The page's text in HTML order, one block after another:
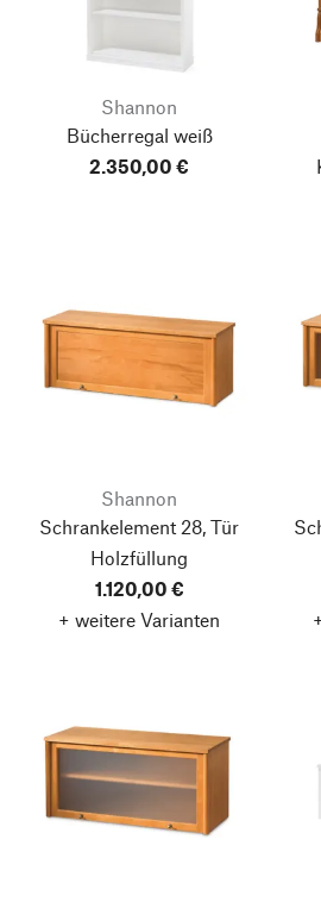
Shannon
Bücherregal weiß
2.350,00 €
Shannon
Schrankelement 28, Tür
Holzfüllung
1.120,00 €
+ weitere Varianten